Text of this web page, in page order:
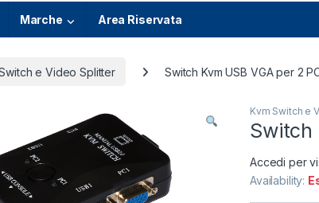
Marche Area Riservata
e Video Splitter Switch Kvm USB VGA per 2
Kvm Switch e
Switch
Accedi per
Availability: